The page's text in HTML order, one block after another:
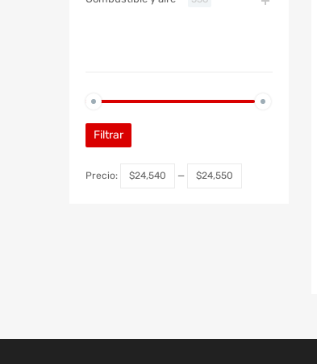
Filtrar
Precio: $24,540 — $24,550